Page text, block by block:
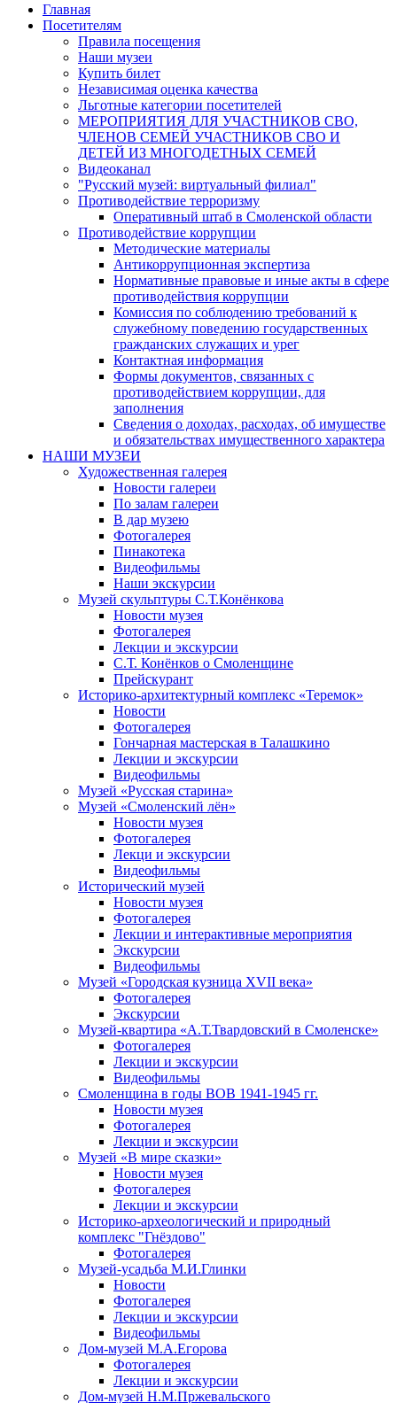
Главная
Посетителям
Правила посещения
Наши музеи
Купить билет
Независимая оценка качества
Льготные категории посетителей
МЕРОПРИЯТИЯ ДЛЯ УЧАСТНИКОВ СВО,
ЧЛЕНОВ СЕМЕЙ УЧАСТНИКОВ СВО И
ДЕТЕЙ ИЗ МНОГОДЕТНЫХ СЕМЕЙ
Видеоканал
"Русский музей: виртуальный филиал"
Противодействие терроризму
Оперативный штаб в Смоленской области
Противодействие коррупции
Методические материалы
Антикоррупционная экспертиза
Нормативные правовые и иные акты в сфере
противодействия коррупции
Комиссия по соблюдению требований к
служебному поведению государственных
гражданских служащих и урег
Контактная информация
Формы документов, связанных с
противодействием коррупции, для
заполнения
Сведения о доходах, расходах, об имуществе
и обязательствах имущественного характера
НАШИ МУЗЕИ
Художественная галерея
Новости галереи
По залам галереи
В дар музею
Фотогалерея
Пинакотека
Видеофильмы
Наши экскурсии
Музей скульптуры С.Т.Конёнкова
Новости музея
Фотогалерея
Лекции и экскурсии
С.Т. Конёнков о Смоленщине
Прейскурант
Историко-архитектурный комплекс «Теремок»
Новости
Фотогалерея
Гончарная мастерская в Талашкино
Лекции и экскурсии
Видеофильмы
Музей «Русская старина»
Музей «Смоленский лён»
Новости музея
Фотогалерея
Лекци и экскурсии
Видеофильмы
Исторический музей
Новости музея
Фотогалерея
Лекции и интерактивные мероприятия
Экскурсии
Видеофильмы
Музей «Городская кузница XVII века»
Фотогалерея
Экскурсии
Музей-квартира «А.Т.Твардовский в Смоленске»
Фотогалерея
Лекции и экскурсии
Видеофильмы
Смоленщина в годы ВОВ 1941-1945 гг.
Новости музея
Фотогалерея
Лекции и экскурсии
Музей «В мире сказки»
Новости музея
Фотогалерея
Лекции и экскурсии
Историко-археологический и природный
комплекс "Гнёздово"
Фотогалерея
Музей-усадьба М.И.Глинки
Новости
Фотогалерея
Лекции и экскурсии
Видеофильмы
Дом-музей М.А.Егорова
Фотогалерея
Лекции и экскурсии
Дом-музей Н.М.Пржевальского